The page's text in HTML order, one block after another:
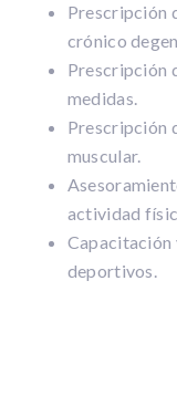
Prescripción
crónico
Prescripción
medidas.
Prescripción
muscular.
actividad
Capacitación
deportivos.